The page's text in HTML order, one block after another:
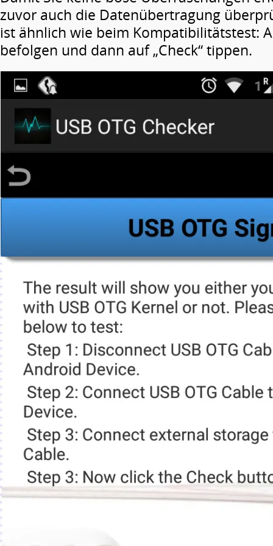
zuvor auch die Datenübertragung
ist ähnlich wie beim Kompatibilitätstest:
befolgen und dann auf „Check“ tippen.